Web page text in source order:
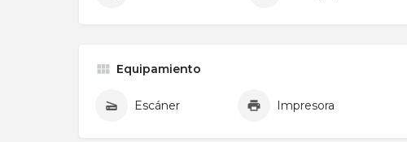
Equipamiento
Escáner Impresora